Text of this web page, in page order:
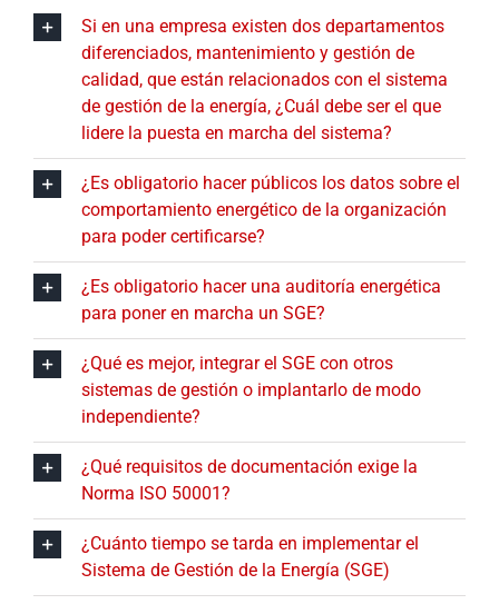
Si en una empresa existen dos departamentos
diferenciados, mantenimiento y gestión de
calidad, que están relacionados con el sistema
de gestión de la energía, ¿Cuál debe ser el que
lidere la puesta en marcha del sistema?
¿Es obligatorio hacer públicos los datos sobre el
comportamiento energético de la organización
para poder certificarse?
¿Es obligatorio hacer una auditoría energética
para poner en marcha un SGE?
¿Qué es mejor, integrar el SGE con otros
sistemas de gestión o implantarlo de modo
independiente?
¿Qué requisitos de documentación exige la
Norma ISO 50001?
¿Cuánto tiempo se tarda en implementar el
Sistema de Gestión de la Energía (SGE)